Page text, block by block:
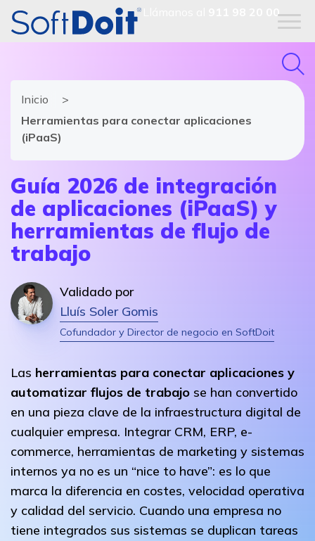
911 98 20 00
Inicio
Herramientas para conectar aplicaciones
(iPaaS)
Guía 2026 de integración
de aplicaciones (iPaaS) y
herramientas de flujo de
trabajo
Validado por
Lluís Soler Gomis
Cofundador y Director de negocio en SoftDoit
Las herramientas para conectar aplicaciones y
automatizar flujos de trabajo se han convertido
en una pieza clave de la infraestructura digital de
cualquier empresa. Integrar CRM, ERP, e-
commerce, herramientas de marketing y sistemas
internos ya no es un “nice to have”: es lo que
marca la diferencia en costes, velocidad operativa
y calidad del servicio. Cuando una empresa no
tiene integrados sus sistemas se duplican tareas